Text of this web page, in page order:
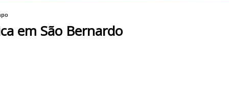
em São Bernardo